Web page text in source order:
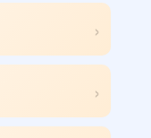
›
›